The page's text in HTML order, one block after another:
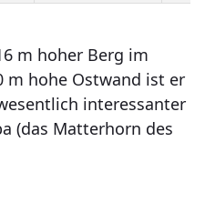
m hoher Berg im
m hohe Ostwand ist er
interessanter
(das Matterhorn des